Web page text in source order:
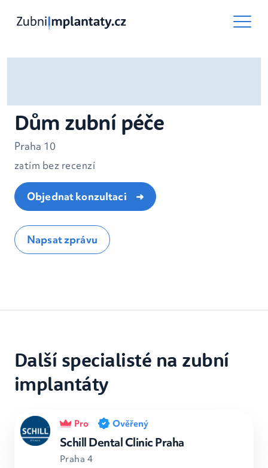
Dům zubní péče
Praha 10
zatím bez recenzí
Objednat konzultaci
Napsat zprávu
Další specialisté na zubní
implantáty
Pro Ověřený
Schill Dental Clinic Praha
Praha 4